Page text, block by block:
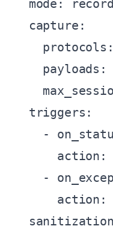
  mode: record
  capture:
payloads:
  triggers:
-
action:
-
action: